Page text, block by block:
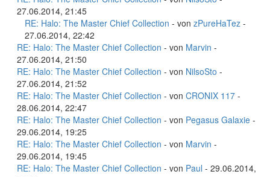
27.06.2014, 21:45
RE: Halo: The Master Chief Collection - von zPureHaTez -
27.06.2014, 22:42
RE: Halo: The Master Chief Collection - von Marvin -
27.06.2014, 21:50
RE: Halo: The Master Chief Collection - von NilsoSto -
27.06.2014, 21:52
RE: Halo: The Master Chief Collection - von CRONIX 117 -
28.06.2014, 22:47
RE: Halo: The Master Chief Collection - von Pegasus Galaxie -
29.06.2014, 19:25
RE: Halo: The Master Chief Collection - von Marvin -
29.06.2014, 19:45
RE: Halo: The Master Chief Collection - von Paul - 29.06.2014,